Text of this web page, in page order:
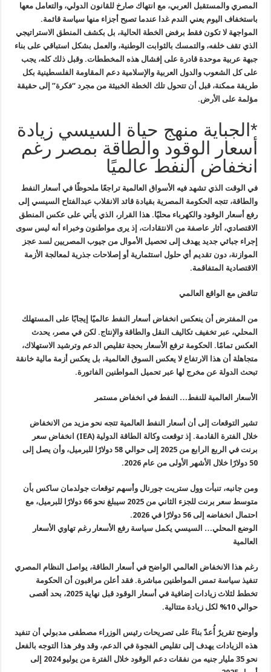
المصري والمستقبل العربي، مع انتهاك صارخ للقانون الدولي، والتعامل معها
باستخفاف اليوم يعني الندم غدا عندما تصبح أجزاء منها سياسة قائمة.
المواجهة لا تكون فقط برفض الخطة الحالية، بل بكشف المنطق الاستراتيجي
الذي تقف خلفه، والتمسك بالثوابت الوطنية، والعمل بشكل استباقي على بناء
جبهة عربية موحدة قادرة على إفشال هذه المخططات. وقبل ذلك كله، يجب
على كل الشعوب والدول العربية والإسلامية دعم المقاومة الفلسطينية بكل
طريقة ممكنة، قبل أن تتحول تلك الخطة الخبيثة من مجرد “فكرة” إلى حقيقة
مؤلمة على الأرض.
*الجباية منهج حياة السيسي زيادة
أسعار الوقود والطاقة بمصر رغم
انخفاض النفط عالميًا
في الوقت الذي تشهد فيه الأسواق العالمية تراجعًا ملحوظًا في أسعار النفط
والطاقة، تتجه الحكومة المصرية بقيادة قائد الانقلاب عبدالفتاح السيسي إلى
رفع أسعار الوقود والكهرباء محليًا. هذا القرار، الذي يأتي على عكس المنطق
الاقتصادي، أثار عاصفة من الانتقادات، إذ يرى مواطنون وخبراء أنه ليس سوى
إجراء جبائي جديد يهدف إلى تحصيل الأموال من جيوب المصريين لسد عجز
الموازنة، دون تقديم أي حلول استثمارية أو إصلاحات جذرية لمعالجة الأزمة
الاقتصادية المتفاقمة.
تناقض مع الواقع العالمي
من المفترض أن ينعكس انخفاض أسعار النفط عالميًا إيجابًا على المستهلك
المحلي، عبر تخفيف تكاليف النقل والطاقة والإنتاج. لكن في مصر، يحدث
العكس تمامًا. الحكومة ترفع الأسعار بحجة تقليص الدعم وترشيد الاستهلاك،
متجاهلة أن هذا الارتفاع لا يعكس السوق العالمية، بل يعكس أزمة مالية خانقة
تبحث الدولة عن مخرج لها عبر تحميل المواطنين الفاتورة.
الأسعار العالمية للنفط… النفط في انخفاض مستمر
تشير التوقعات إلى أن أسعار النفط العالمية تتجه نحو مزيد من الانخفاض
خلال الفترة القادمة. إذ توقعت وكالة الطاقة الدولية (IEA) انخفاض سعر
برنت في الربع الرابع من 2025 إلى حوالي 58 دولارًا للبرميل، وأن يصل إلى
50 دولارًا خلال الأشهر الأولى من عام 2026.
ومن جانبه، تنبأت وول ستريت جورنال وأسهم توقعات جولدمان ساكس بأن
متوسط سعر برنت للجزء الثاني من 2025 سيبلغ نحو 66 دولارًا للبرميل، مع
احتمال انخفاضه إلى 56 دولارًا في 2026.
الوضع المحلي… السيسي يكمل سياسة رفع الأسعار رغم تهاوي الأسعار
العالمية
رغم هذا الانخفاض العالمي الواضح في أسعار الطاقة، يواصل النظام المصري
تنفيذ سياسة تمس المواطنين مباشرة. فقد أعلن مراقبون أن الحكومة
تخطط لثلاث زيادات إضافية في أسعار الوقود قبل نهاية 2025، بحد أقصى
حوالي 10% لكل زيادة متتالية.
وأوضح تقريرٌ أُعدّ بناءً على تصريحات رئيس الوزراء مصطفى مدبولي أن تنفيد
هذه الزيادات يهدف إلى تقليص الفجوة في الدعم، وقد وفر هذا التوجه بالفعل
نحو 35 مليار جنيه من نفقات دعم الوقود خلال الفترة من يوليو 2024 إلى